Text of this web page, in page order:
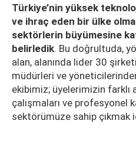
Türkiye’nin yüksek
ve ihraç eden bir ülke
sektörlerin büyümesine
belirledik. Bu doğrultuda,
alan, alanında lider 30
müdürleri ve
ekibimiz; üyelerimizin farklı
çalışmaları ve profesyonel
sektörümüze sahip çıkmak